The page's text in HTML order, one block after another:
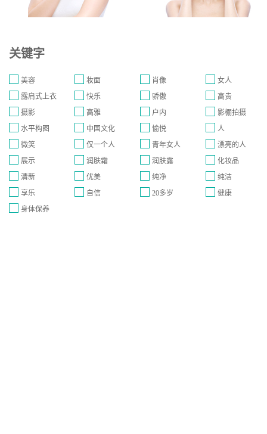
关键字
美容 妆面 肖像
女人
露肩式上衣
快乐 骄傲
高贵
摄影
高雅 户内
影棚拍摄
水平构图
中国文化 愉悦
人
微笑
仅一个人 青年女人
漂亮的人
展示
润肤霜 润肤露
化妆品
清新
优美 纯净
纯洁
享乐
自信 20多岁
健康
身体保养